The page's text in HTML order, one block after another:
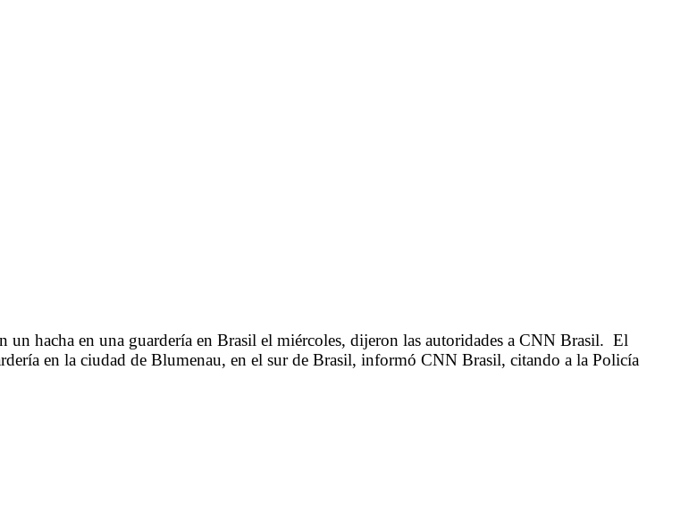
un hacha en una guardería en Brasil el miércoles, dijeron las autoridades a CNN Brasil. El
en la ciudad de Blumenau, en el sur de Brasil, informó CNN Brasil, citando a la Policía